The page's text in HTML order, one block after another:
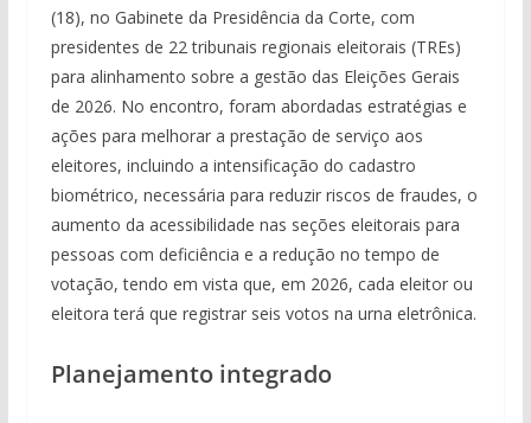
(18), no Gabinete da Presidência da Corte, com
presidentes de 22 tribunais regionais eleitorais (TREs)
para alinhamento sobre a gestão das Eleições Gerais
de 2026. No encontro, foram abordadas estratégias e
ações para melhorar a prestação de serviço aos
eleitores, incluindo a intensificação do cadastro
biométrico, necessária para reduzir riscos de fraudes, o
aumento da acessibilidade nas seções eleitorais para
pessoas com deficiência e a redução no tempo de
votação, tendo em vista que, em 2026, cada eleitor ou
eleitora terá que registrar seis votos na urna eletrônica.
Planejamento integrado